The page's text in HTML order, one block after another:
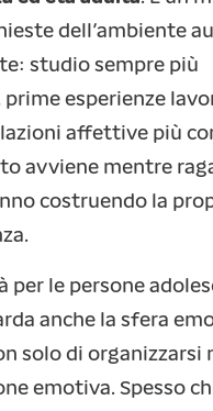
dell’ambiente
studio sempre più
esperienze
affettive più
avviene mentre
costruendo la
per le persone
anche la sfera
solo di organizzarsi
emotiva. Spesso